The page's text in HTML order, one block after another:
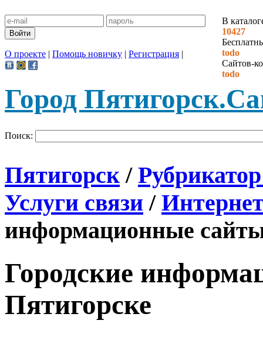
В
10427
todo
Сайтов-
todo
О проекте | Помощь новичку | Регистрация |
Город Пятигорск.
Поиск:
Пятигорск /
Услуги связи /
информационные
Городские
Пятигорске